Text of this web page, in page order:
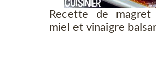
Recette de
miel et vinaigre